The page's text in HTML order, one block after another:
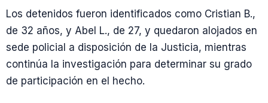
Los detenidos fueron identificados como Cristian B.,
de 32 años, y Abel L., de 27, y quedaron alojados en
sede policial a disposición de la Justicia, mientras
continúa la investigación para determinar su grado
de participación en el hecho.